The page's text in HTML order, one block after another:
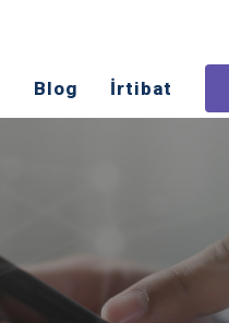
Blog İrtibat